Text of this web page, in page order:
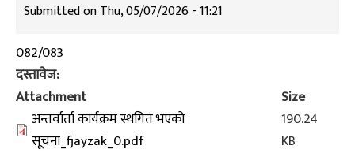
Submitted onThu, 05/07/2026 - 11:21
082/083
दस्तावेज
Attachment
Size
अन्तर्वार्ता कार्यक्रम स्थगित भएको
सूचना_fjayzak_0.pdf
190.24
KB